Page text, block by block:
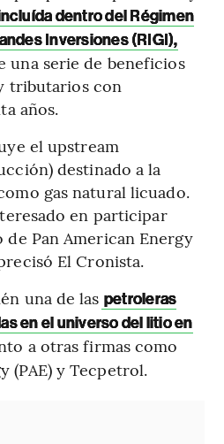
dentro del Régimen
Inversiones (RIGI),
una serie de beneficios
tributarios con
años.
el upstream
destinado a la
gas natural licuado.
en participar
Pan American Energy
El Cronista.
una de las petroleras
en el universo del litio en
a otras firmas como
(PAE) y Tecpetrol.